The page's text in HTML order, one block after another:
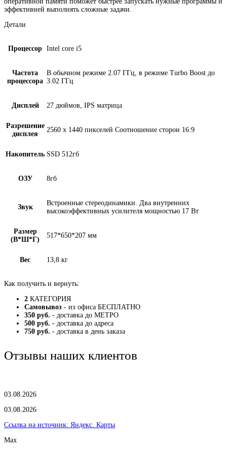
эффективней выполнять сложные задачи.
Детали
Процессор Intel core i5
Частота
процессора
В обычном режиме 2.07 ГГц, в режиме Turbo Boost до
3.02 ГГц
Дисплей 27 дюймов, IPS матрица
Разрешение
дисплея
2560 x 1440 пикселей Соотношение сторон 16:9
Накопитель SSD 512гб
ОЗУ 8гб
Звук
Встроенные стереодинамики. Два внутренних
высокоэффективных усилителя мощностью 17 Вт
Размер
(В*Ш*Г)
517*650*207 мм
Вес 13,8 кг
Как получить и вернуть:
2 КАТЕГОРИЯ
Самовывоз - из офиса БЕСПЛАТНО
350 руб. - доставка до МЕТРО
500 руб. - доставка до адреса
750 руб. - доставка в день заказа
Отзывы наших клиентов
03.08.2026
03.08.2026
Ссылка на источник: Яндекс. Карты
Max